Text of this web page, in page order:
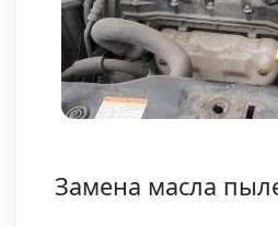
Замена масла